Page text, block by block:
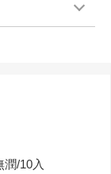
/10入